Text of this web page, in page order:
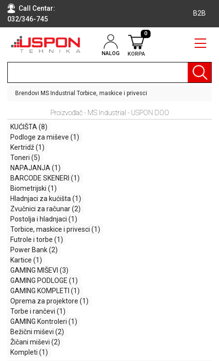
Call Centar:
032/346-745
B2B
NALOG KORPA
0
RAČUNARI
TEHNIKA
OPREMA
AUDIO,
VIDEO
LAPTOP I
TABLET
RAČUNARI
MONITORI
DODATNA
OPREMA
MOBILNI I
FIKSNI
TELEFONI
MALI
KUĆNI
APARATI
LICA I
Brendovi MS Industrial Torbice, maskice i privesci
Proizvođač - MS Industrial - USPON DOO
KUĆIŠTA (8)
Podloge za miševe (1)
Kertridž(1)
Toneri (5)
NAPAJANJA (1)
BARCODE SKENERI (1)
Biometrijski (1)
Hladnjaci za kućišta (1)
Zvučnici za računar(2)
Postolja i hladnjaci (1)
Torbice, maskice i privesci (1)
Futrole i torbe (1)
Power Bank(2)
Kartice (1)
GAMING MIŠEVI (3)
GAMING PODLOGE (1)
GAMING KOMPLETI (1)
Oprema za projektore (1)
Torbe i rančevi (1)
GAMING Kontroleri (1)
Bežični miševi (2)
Žičani miševi (2)
Kompleti (1)